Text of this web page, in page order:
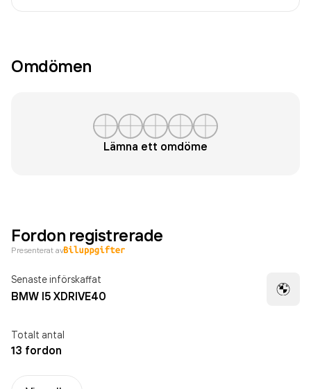
Omdömen
Lämna ett omdöme
Fordon registrerade
Presenterat av
Senaste införskaffat
BMW I5 XDRIVE40
Totalt antal
13 fordon